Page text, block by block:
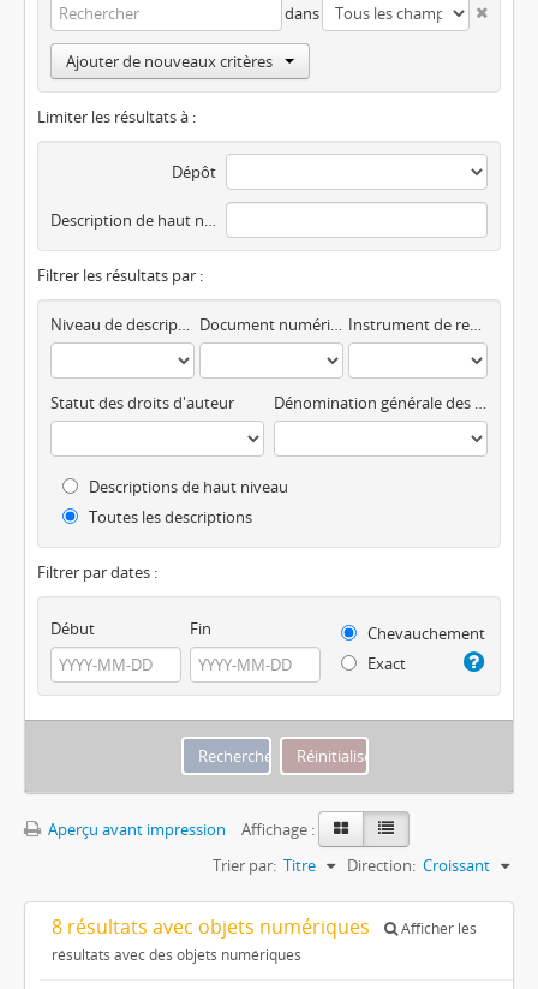
dans
Ajouter de nouveaux critères
Limiter les résultats à :
Dépôt
Description de haut niveau
Filtrer les résultats par :
Niveau de description Document numérique disponible Instrument de recherche
Statut des droits d'auteur Dénomination générale des documents
Descriptions de haut niveau
Toutes les descriptions
Filtrer par dates :
Début Fin
Chevauchement
Exact
Aperçu avant impression
Affichage :
Trier par: Titre Direction: Croissant
8 résultats avec objets numériques
Afficher les
résultats avec des objets numériques